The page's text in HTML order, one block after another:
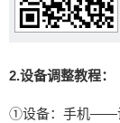
2.设备调整教程：
①设备：手机——